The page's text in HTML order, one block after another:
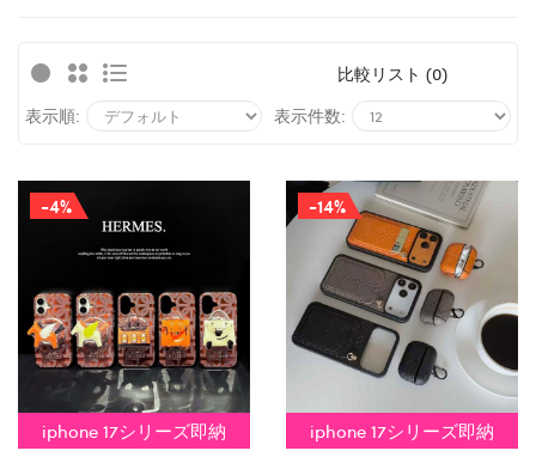
比較リスト (0)
表示順:
表示件数:
-4%
iphone 17シリーズ即納
-14%
iphone 17シリーズ即納